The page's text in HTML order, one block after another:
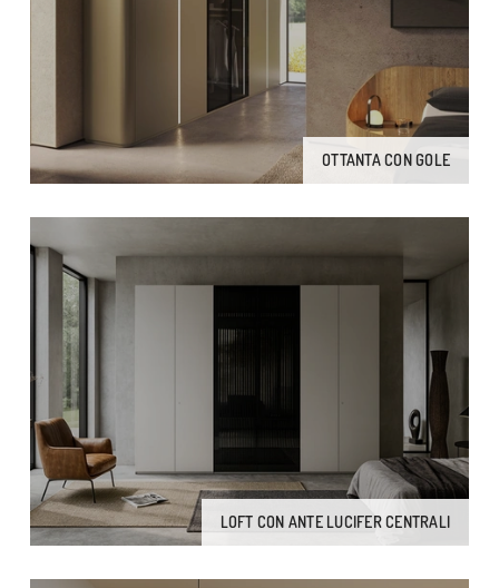
OTTANTA CON GOLE
LOFT CON ANTE LUCIFER CENTRALI